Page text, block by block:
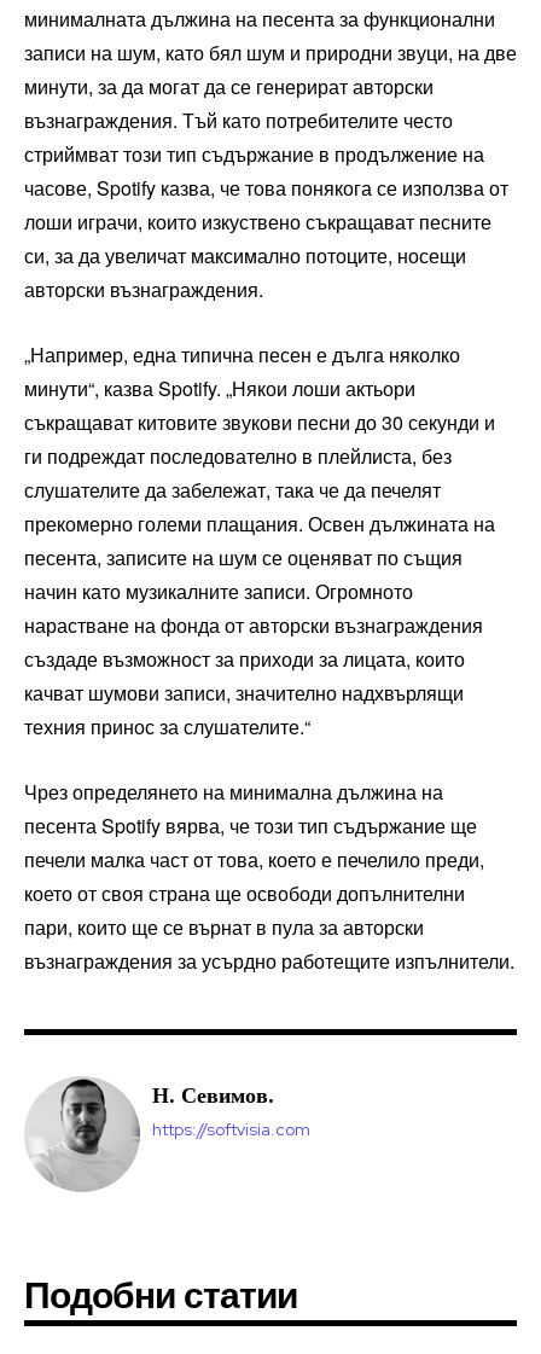
минималната дължина на песента за функционални
записи на шум, като бял шум и природни звуци, на две
минути, за да могат да се генерират авторски
възнаграждения. Тъй като потребителите често
стриймват този тип съдържание в продължение на
часове, Spotify казва, че това понякога се използва от
лоши играчи, които изкуствено съкращават песните
си, за да увеличат максимално потоците, носещи
авторски възнаграждения.
„Например, една типична песен е дълга няколко
минути“, казва Spotify. „Някои лоши актьори
съкращават китовите звукови песни до 30 секунди и
ги подреждат последователно в плейлиста, без
слушателите да забележат, така че да печелят
прекомерно големи плащания. Освен дължината на
песента, записите на шум се оценяват по същия
начин като музикалните записи. Огромното
нарастване на фонда от авторски възнаграждения
създаде възможност за приходи за лицата, които
качват шумови записи, значително надхвърлящи
техния принос за слушателите.“
Чрез определянето на минимална дължина на
песента Spotify вярва, че този тип съдържание ще
печели малка част от това, което е печелило преди,
което от своя страна ще освободи допълнителни
пари, които ще се върнат в пула за авторски
възнаграждения за усърдно работещите изпълнители.
Н. Севимов.
https://softvisia.com
Подобни статии